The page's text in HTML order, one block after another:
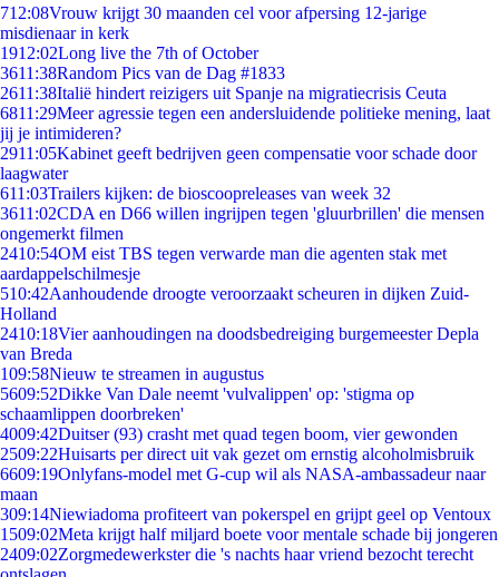
712:08Vrouw krijgt 30 maanden cel voor afpersing 12-jarige
misdienaar in kerk
1912:02Long live the 7th of October
3611:38Random Pics van de Dag #1833
2611:38Italië hindert reizigers uit Spanje na migratiecrisis Ceuta
6811:29Meer agressie tegen een andersluidende politieke mening, laat
jij je intimideren?
2911:05Kabinet geeft bedrijven geen compensatie voor schade door
laagwater
611:03Trailers kijken: de bioscoopreleases van week 32
3611:02CDA en D66 willen ingrijpen tegen 'gluurbrillen' die mensen
ongemerkt filmen
2410:54OM eist TBS tegen verwarde man die agenten stak met
aardappelschilmesje
510:42Aanhoudende droogte veroorzaakt scheuren in dijken Zuid-
Holland
2410:18Vier aanhoudingen na doodsbedreiging burgemeester Depla
van Breda
109:58Nieuw te streamen in augustus
5609:52Dikke Van Dale neemt 'vulvalippen' op: 'stigma op
schaamlippen doorbreken'
4009:42Duitser (93) crasht met quad tegen boom, vier gewonden
2509:22Huisarts per direct uit vak gezet om ernstig alcoholmisbruik
6609:19Onlyfans-model met G-cup wil als NASA-ambassadeur naar
maan
309:14Niewiadoma profiteert van pokerspel en grijpt geel op Ventoux
1509:02Meta krijgt half miljard boete voor mentale schade bij jongeren
2409:02Zorgmedewerkster die 's nachts haar vriend bezocht terecht